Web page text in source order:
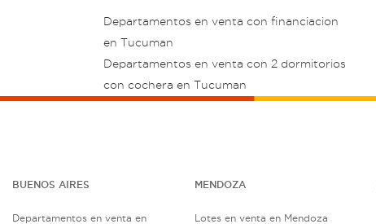
Departamentos en venta con financiacion
en Tucuman
Departamentos en venta con 2 dormitorios
con cochera en Tucuman
BUENOS AIRES
Departamentos en venta en
MENDOZA
Lotes en venta en Mendoza